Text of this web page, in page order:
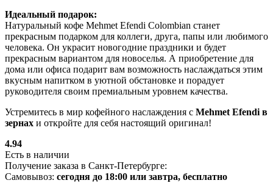
Идеальный подарок:
Натуральный кофе Mehmet Efendi Colombian станет
прекрасным подарком для коллеги, друга, папы или любимого
человека. Он украсит новогодние праздники и будет
прекрасным вариантом для новоселья. А приобретение для
дома или офиса подарит вам возможность наслаждаться этим
вкусным напитком в уютной обстановке и порадует
руководителя своим премиальным уровнем качества.
Устремитесь в мир кофейного наслаждения с Mehmet Efendi в
зернах и откройте для себя настоящий оригинал!
4.94
Есть в наличии
Получение заказа в Санкт-Петербурге:
Самовывоз: сегодня до 18:00 или завтра, бесплатно